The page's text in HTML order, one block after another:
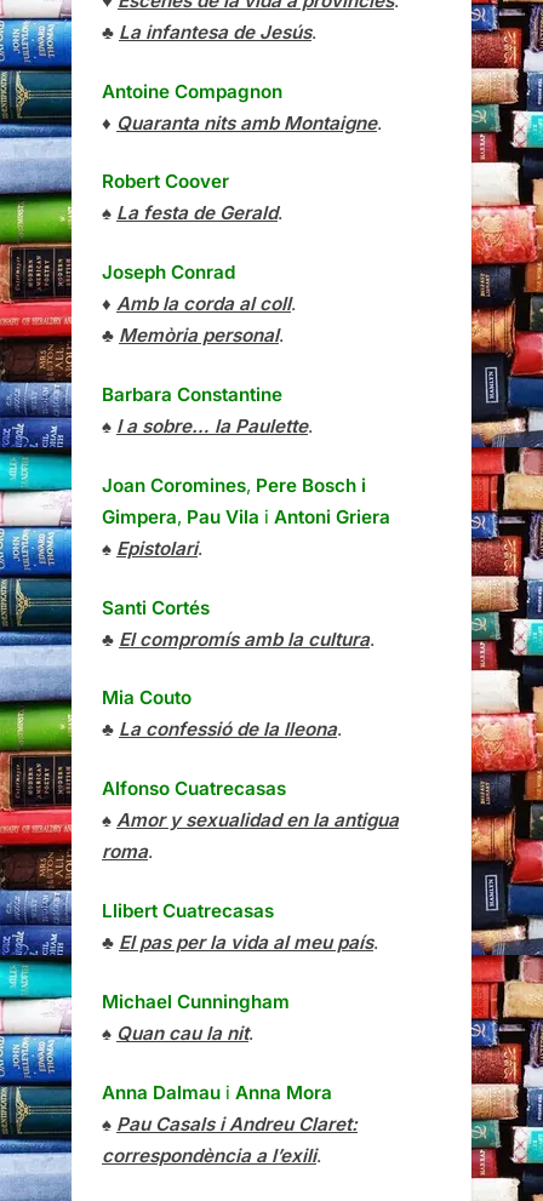
♣ La infantesa de Jesús.
Antoine Compagnon
♦ Quaranta nits amb Montaigne.
Robert Coover
♠ La festa de Gerald.
Joseph Conrad
♦ Amb la corda al coll.
♣ Memòria personal.
Barbara Constantine
♠ I a sobre… la Paulette.
Joan Coromines, Pere Bosch i
Gimpera, Pau Vila i Antoni Griera
♠ Epistolari.
Santi Cortés
♣ El compromís amb la cultura.
Mia Couto
♣ La confessió de la lleona.
Alfonso Cuatrecasas
♠ Amor y sexualidad en la antigua
roma.
Llibert Cuatrecasas
♣ El pas per la vida al meu país.
Michael Cunningham
♠ Quan cau la nit.
Anna Dalmau i Anna Mora
♠ Pau Casals i Andreu Claret:
correspondència a l’exili.